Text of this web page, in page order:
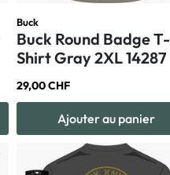
Buck
Buck Round Badge T-
Shirt Gray 2XL 14287
29,00 CHF
Ajouter au panier